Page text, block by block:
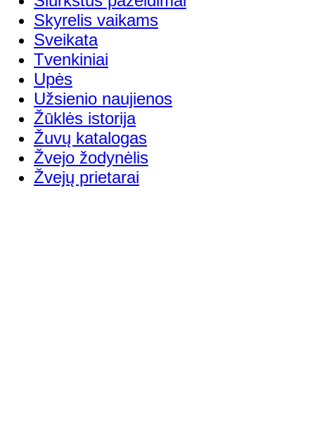
Skyrelis vaikams
Sveikata
Tvenkiniai
Upės
Užsienio naujienos
Žūklės istorija
Žuvų katalogas
Žvejo žodynėlis
Žvejų prietarai